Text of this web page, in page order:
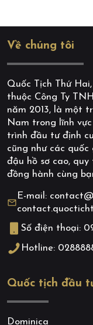
Về chúng tôi
Quốc Tịch Thứ
thuộc Công Ty
năm 2013, là một
Nam trong lĩnh
trình đầu tư định
cũng như các
đậu hồ sơ cao,
đồng hành cùng
E-mail:
Số điện thoại:
Hotline:
Quốc tịch đầu
Dominica